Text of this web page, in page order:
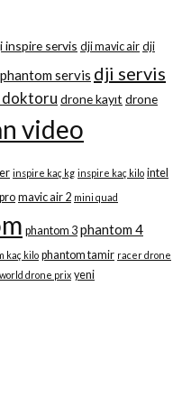
inspire servis dji mavic air dji
servis dji servis
doktoru drone kayıt drone
video
inspire kaç kg inspire kaç kilo intel
mavic air 2 mini quad
phantom 3 phantom 4
kaç kilo phantom tamir racer drone
world drone prix yeni